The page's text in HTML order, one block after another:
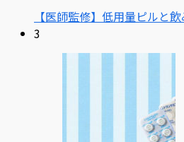
【医師監修】低用量ピルと
3